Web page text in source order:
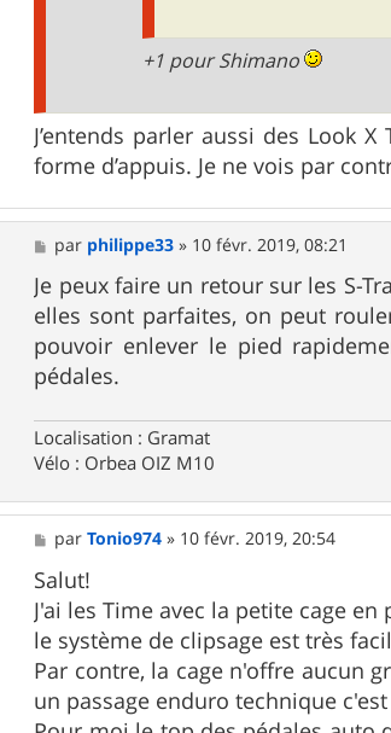
+1 pour Shimano
J’entends parler aussi des Look
forme d’appuis. Je ne vois par
M
e
s
s
a
g
e
par philippe33 » 10 févr. 2019, 08:21
Je peux faire un retour sur les S-
elles sont parfaites, on peut
pouvoir enlever le pied
pédales.
Localisation : Gramat
Vélo : Orbea OIZ M10
M
e
s
s
a
g
e
parTonio974 » 10 févr. 2019, 20:54
Salut!
J'ai les Time avec la petite cage
le système de clipsage est très
Par contre, la cage n'offre aucun
un passage enduro technique